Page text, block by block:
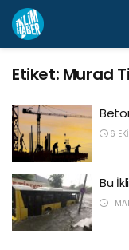
Etiket: Murad
6
Bu
1